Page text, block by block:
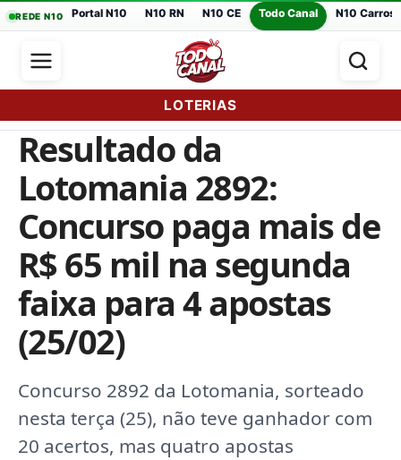
REDE N10 Portal N10 N10 RN N10 CE Todo Canal N10 Carros
LOTERIAS
Resultado da
Lotomania 2892:
Concurso paga mais de
R$ 65 mil na segunda
faixa para 4 apostas
(25/02)
Concurso 2892 da Lotomania, sorteado
nesta terça (25), não teve ganhador com
20 acertos, mas quatro apostas